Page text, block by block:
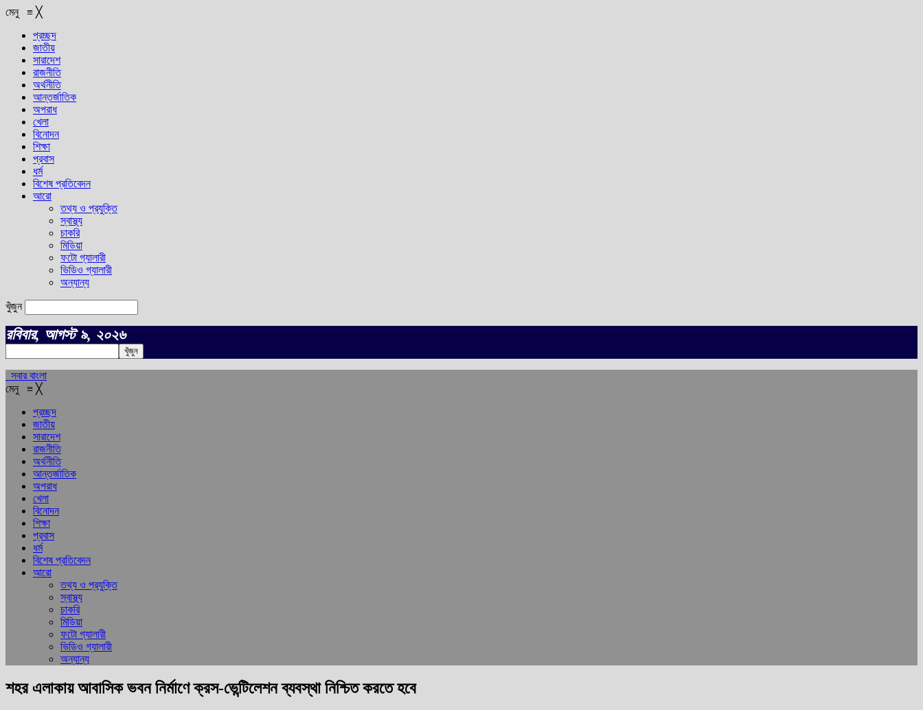
মেনু ≡ ╳
প্রচ্ছদ
জাতীয়
সারাদেশ
রাজনীতি
অর্থনীতি
আন্তর্জাতিক
অপরাধ
খেলা
বিনোদন
শিক্ষা
প্রবাস
ধর্ম
বিশেষ প্রতিবেদন
আরো
তথ্য ও প্রযুক্তি
স্বাস্থ্য
চাকরি
মিডিয়া
ফটো গ্যালারী
ভিডিও গ্যালারী
অন্যান্য
খুঁজুন
রবিবার, আগস্ট ৯, ২০২৬
সবার বাংলা
মেনু ≡ ╳
প্রচ্ছদ
জাতীয়
সারাদেশ
রাজনীতি
অর্থনীতি
আন্তর্জাতিক
অপরাধ
খেলা
বিনোদন
শিক্ষা
প্রবাস
ধর্ম
বিশেষ প্রতিবেদন
আরো
তথ্য ও প্রযুক্তি
স্বাস্থ্য
চাকরি
মিডিয়া
ফটো গ্যালারী
ভিডিও গ্যালারী
অন্যান্য
শহর এলাকায় আবাসিক ভবন নির্মাণে ক্রস-ভেন্টিলেশন ব্যবস্থা নিশ্চিত করতে হবে